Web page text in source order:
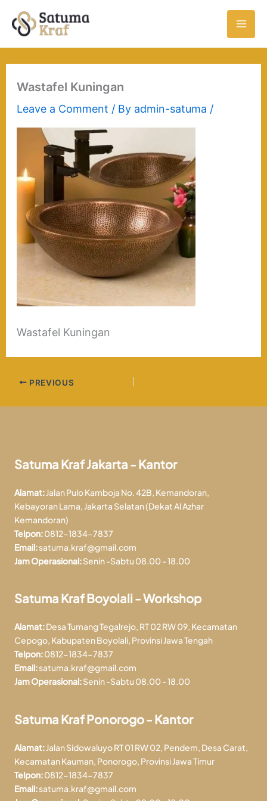
Wastafel Kuningan
Leave a Comment / By admin-satuma /
Wastafel Kuningan
PREVIOUS
Satuma Kraf Jakarta - Kantor
Alamat:Jalan Pulo Kamboja No. 42B, Kemandoran,
Kebayoran Lama, Jakarta Selatan (Dekat Al Azhar
Kemandoran)
Telpon:0812-1834-7837
Email:satuma.kraf@gmail.com
Jam Operasional:Senin -Sabtu 08.00 - 18.00
Satuma Kraf Boyolali - Workshop
Alamat:Desa Tumang Tegalrejo, RT 02 RW 09, Kecamatan
Cepogo, Kabupaten Boyolali, Provinsi Jawa Tengah
Telpon:0812-1834-7837
Email:satuma.kraf@gmail.com
Jam Operasional:Senin -Sabtu 08.00 - 18.00
Satuma Kraf Ponorogo - Kantor
Alamat:Jalan Sidowaluyo RT 01 RW 02, Pendem, Desa Carat,
Kecamatan Kauman, Ponorogo, Provinsi Jawa Timur
Telpon:0812-1834-7837
Email:satuma.kraf@gmail.com